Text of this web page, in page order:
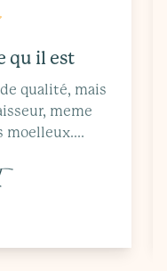
qu il est
qualité, mais
meme
moelleux....